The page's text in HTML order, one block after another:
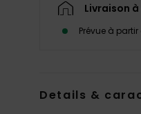
Livraison
Prévue à partir
Details &